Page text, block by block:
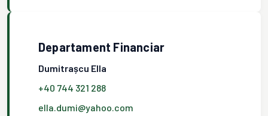
Departament Financiar
Dumitrașcu Ella
+40 744 321 288
ella.dumi@yahoo.com